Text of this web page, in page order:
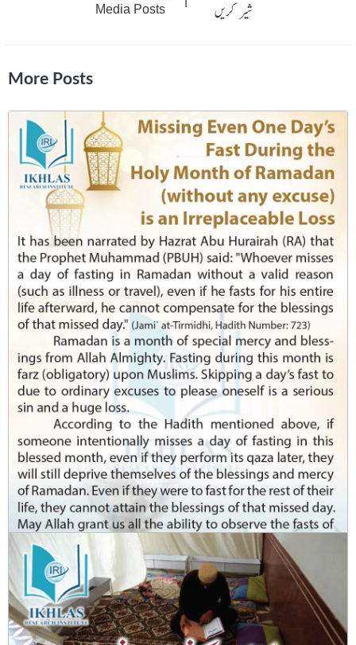
Media Posts
شیر کریں
More Posts